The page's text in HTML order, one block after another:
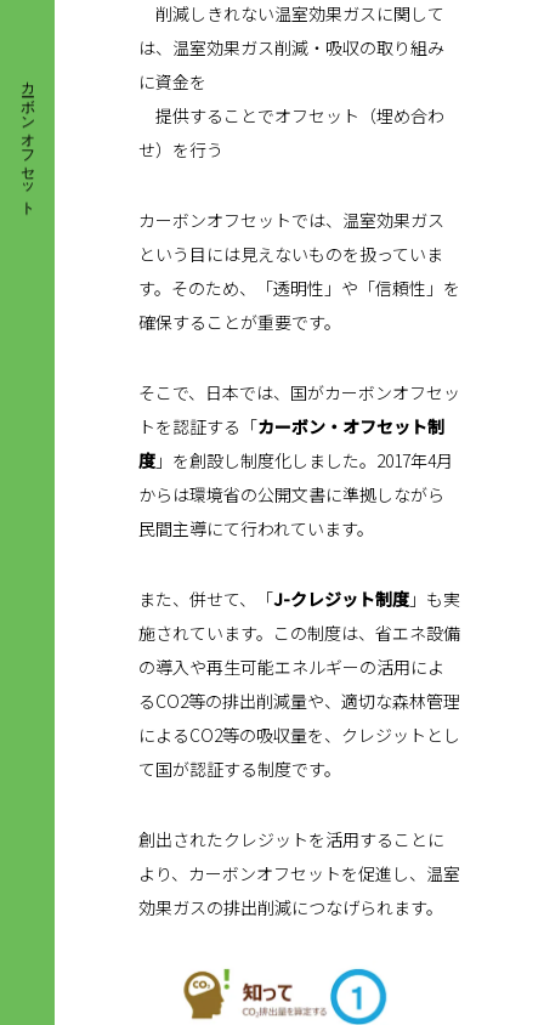
カーボンオフセット
削減しきれない温室効果ガスに関して
は、温室効果ガス削減・吸収の取り組み
に資金を
提供することでオフセット（埋め合わ
せ）を行う
カーボンオフセットでは、温室効果ガス
という目には見えないものを扱っていま
す。そのため、「透明性」や「信頼性」を
確保することが重要です。
そこで、日本では、国がカーボンオフセッ
トを認証する「カーボン・オフセット制
度 」を創設し制度化しました。2017年4月
からは環境省の公開文書に準拠しながら
民間主導にて行われています。
また、併せて、「J-クレジット制度 」も実
施されています。この制度は、省エネ設備
の導入や再生可能エネルギーの活用によ
るCO2等の排出削減量や、適切な森林管理
によるCO2等の吸収量を、クレジットとし
て国が認証する制度です。
創出されたクレジットを活用することに
より、カーボンオフセットを促進し、温室
効果ガスの排出削減につなげられます。